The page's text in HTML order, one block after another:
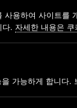
용하여 사이트
다. 자세한 내용은
가능하게 합니